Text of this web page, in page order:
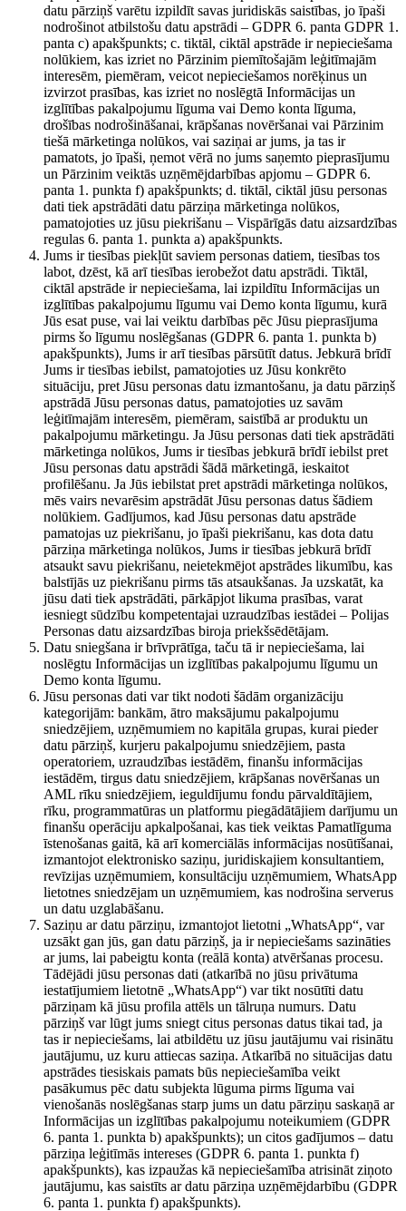
datu pārziņš varētu izpildīt savas juridiskās saistības, jo īpaši
nodrošinot atbilstošu datu apstrādi – GDPR 6. panta GDPR 1.
panta c) apakšpunkts; c. tiktāl, ciktāl apstrāde ir nepieciešama
nolūkiem, kas izriet no Pārzinim piemītošajām leģitīmajām
interesēm, piemēram, veicot nepieciešamos norēķinus un
izvirzot prasības, kas izriet no noslēgtā Informācijas un
izglītības pakalpojumu līguma vai Demo konta līguma,
drošības nodrošināšanai, krāpšanas novēršanai vai Pārzinim
tiešā mārketinga nolūkos, vai saziņai ar jums, ja tas ir
pamatots, jo īpaši, ņemot vērā no jums saņemto pieprasījumu
un Pārzinim veiktās uzņēmējdarbības apjomu – GDPR 6.
panta 1. punkta f) apakšpunkts; d. tiktāl, ciktāl jūsu personas
dati tiek apstrādāti datu pārziņa mārketinga nolūkos,
pamatojoties uz jūsu piekrišanu – Vispārīgās datu aizsardzības
regulas 6. panta 1. punkta a) apakšpunkts.
Jums ir tiesības piekļūt saviem personas datiem, tiesības tos
labot, dzēst, kā arī tiesības ierobežot datu apstrādi. Tiktāl,
ciktāl apstrāde ir nepieciešama, lai izpildītu Informācijas un
izglītības pakalpojumu līgumu vai Demo konta līgumu, kurā
Jūs esat puse, vai lai veiktu darbības pēc Jūsu pieprasījuma
pirms šo līgumu noslēgšanas (GDPR 6. panta 1. punkta b)
apakšpunkts), Jums ir arī tiesības pārsūtīt datus. Jebkurā brīdī
Jums ir tiesības iebilst, pamatojoties uz Jūsu konkrēto
situāciju, pret Jūsu personas datu izmantošanu, ja datu pārziņš
apstrādā Jūsu personas datus, pamatojoties uz savām
leģitīmajām interesēm, piemēram, saistībā ar produktu un
pakalpojumu mārketingu. Ja Jūsu personas dati tiek apstrādāti
mārketinga nolūkos, Jums ir tiesības jebkurā brīdī iebilst pret
Jūsu personas datu apstrādi šādā mārketingā, ieskaitot
profilēšanu. Ja Jūs iebilstat pret apstrādi mārketinga nolūkos,
mēs vairs nevarēsim apstrādāt Jūsu personas datus šādiem
nolūkiem. Gadījumos, kad Jūsu personas datu apstrāde
pamatojas uz piekrišanu, jo īpaši piekrišanu, kas dota datu
pārziņa mārketinga nolūkos, Jums ir tiesības jebkurā brīdī
atsaukt savu piekrišanu, neietekmējot apstrādes likumību, kas
balstījās uz piekrišanu pirms tās atsaukšanas. Ja uzskatāt, ka
jūsu dati tiek apstrādāti, pārkāpjot likuma prasības, varat
iesniegt sūdzību kompetentajai uzraudzības iestādei – Polijas
Personas datu aizsardzības biroja priekšsēdētājam.
Datu sniegšana ir brīvprātīga, taču tā ir nepieciešama, lai
noslēgtu Informācijas un izglītības pakalpojumu līgumu un
Demo konta līgumu.
Jūsu personas dati var tikt nodoti šādām organizāciju
kategorijām: bankām, ātro maksājumu pakalpojumu
sniedzējiem, uzņēmumiem no kapitāla grupas, kurai pieder
datu pārziņš, kurjeru pakalpojumu sniedzējiem, pasta
operatoriem, uzraudzības iestādēm, finanšu informācijas
iestādēm, tirgus datu sniedzējiem, krāpšanas novēršanas un
AML rīku sniedzējiem, ieguldījumu fondu pārvaldītājiem,
rīku, programmatūras un platformu piegādātājiem darījumu un
finanšu operāciju apkalpošanai, kas tiek veiktas Pamatlīguma
īstenošanas gaitā, kā arī komerciālās informācijas nosūtīšanai,
izmantojot elektronisko saziņu, juridiskajiem konsultantiem,
revīzijas uzņēmumiem, konsultāciju uzņēmumiem, WhatsApp
lietotnes sniedzējam un uzņēmumiem, kas nodrošina serverus
un datu uzglabāšanu.
Saziņu ar datu pārziņu, izmantojot lietotni „WhatsApp“, var
uzsākt gan jūs, gan datu pārziņš, ja ir nepieciešams sazināties
ar jums, lai pabeigtu konta (reālā konta) atvēršanas procesu.
Tādējādi jūsu personas dati (atkarībā no jūsu privātuma
iestatījumiem lietotnē „WhatsApp“) var tikt nosūtīti datu
pārziņam kā jūsu profila attēls un tālruņa numurs. Datu
pārziņš var lūgt jums sniegt citus personas datus tikai tad, ja
tas ir nepieciešams, lai atbildētu uz jūsu jautājumu vai risinātu
jautājumu, uz kuru attiecas saziņa. Atkarībā no situācijas datu
apstrādes tiesiskais pamats būs nepieciešamība veikt
pasākumus pēc datu subjekta lūguma pirms līguma vai
vienošanās noslēgšanas starp jums un datu pārziņu saskaņā ar
Informācijas un izglītības pakalpojumu noteikumiem (GDPR
6. panta 1. punkta b) apakšpunkts); un citos gadījumos – datu
pārziņa leģitīmās intereses (GDPR 6. panta 1. punkta f)
apakšpunkts), kas izpaužas kā nepieciešamība atrisināt ziņoto
jautājumu, kas saistīts ar datu pārziņa uzņēmējdarbību (GDPR
6. panta 1. punkta f) apakšpunkts).